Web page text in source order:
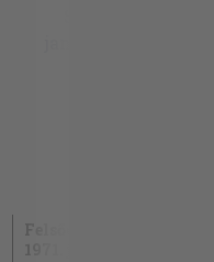
Felsőoktatási Szemle
1971. január-december